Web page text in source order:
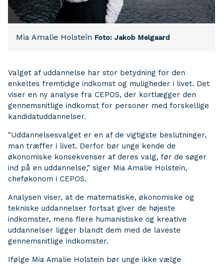
Mia Amalie Holstein Foto: Jakob Melgaard
Valget af uddannelse har stor betydning for den
enkeltes fremtidige indkomst og muligheder i livet. Det
viser en ny analyse fra CEPOS, der kortlægger den
gennemsnitlige indkomst for personer med forskellige
kandidatuddannelser.
"Uddannelsesvalget er en af de vigtigste beslutninger,
man træffer i livet. Derfor bør unge kende de
økonomiske konsekvenser af deres valg, før de søger
ind på en uddannelse," siger Mia Amalie Holstein,
cheføkonom i CEPOS.
Analysen viser, at de matematiske, økonomiske og
tekniske uddannelser fortsat giver de højeste
indkomster, mens flere humanistiske og kreative
uddannelser ligger blandt dem med de laveste
gennemsnitlige indkomster.
Ifølge Mia Amalie Holstein bør unge ikke vælge